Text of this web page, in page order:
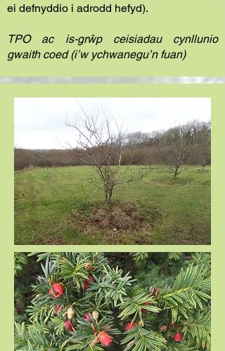
ei defnyddio i adrodd hefyd).
TPO ac is-grŵp ceisiadau cynllunio
gwaith coed (i’w ychwanegu’n fuan)